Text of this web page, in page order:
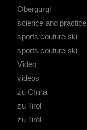
Obergurgl
science and practice
sports couture ski
sports couture ski
Video
videos
zu China
zu Tirol
zu Tirol